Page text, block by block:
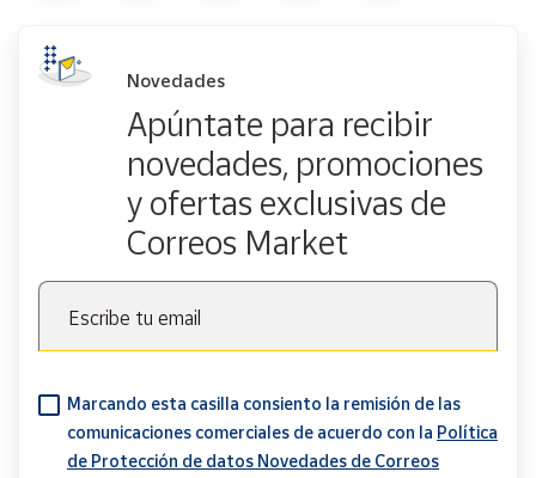
Novedades
Apúntate para recibir
novedades, promociones
y ofertas exclusivas de
Correos Market
Escribe tu email
Marcando esta casilla consiento la remisión de las
comunicaciones comerciales de acuerdo con la Política
de Protección de datos Novedades de Correos